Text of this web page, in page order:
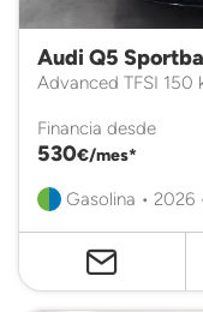
Audi Q5
Advanced TFSI
Financia desde
530€/mes*
Gasolina • 2026